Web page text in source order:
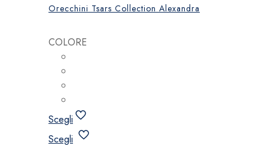
Orecchini Tsars Collection Alexandra
COLORE
Scegli
Scegli Questo